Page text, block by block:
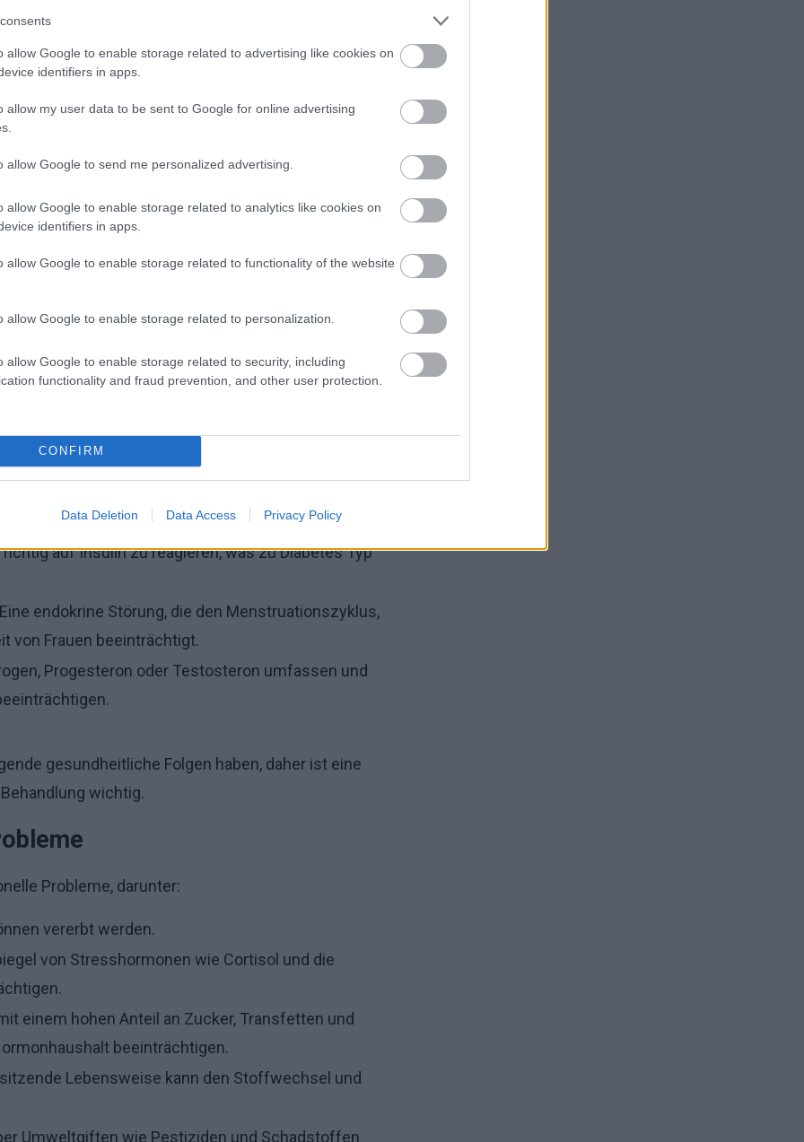
allow Google to enable storage related to advertising like cookies on
identifiers in apps.
allow my user data to be sent to Google for online advertising
allow Google to send me personalized advertising.
allow Google to enable storage related to analytics like cookies on
identifiers in apps.
allow Google to enable storage related to functionality of the website
allow Google to enable storage related to personalization.
allow Google to enable storage related to security, including
functionality and fraud prevention, and other user protection.
CONFIRM
Data Deletion Data Access Privacy Policy
Alters und beiderlei Geschlechts betreffen.
Drüsen produziert werden und viele
Stoffwechsel, das Wachstum, die Entwicklung, die
Endokrine Störungen können zu einer Vielzahl
Stoffwechselstörungen, Fruchtbarkeitsstörungen,
In diesem Artikel erfahren Sie, woran Sie
und Symptome sie haben und welche
zu behandeln.
abnorme Produktion, Sekretion oder Funktion von
(Hyper-) oder einen Mangel (Hypo-) an
hormonellen Probleme sind:
Schilddrüsenhormonen, was zu einem
was zu einem beschleunigten
auf Insulin zu reagieren, was zu Diabetes Typ
Eine endokrine Störung, die den Menstruationszyklus,
von Frauen beeinträchtigt.
Progesteron oder Testosteron umfassen und
gesundheitliche Folgen haben, daher ist eine
wichtig.
Probleme, darunter:
vererbt werden.
von Stresshormonen wie Cortisol und die
einem hohen Anteil an Zucker, Transfetten und
beeinträchtigen.
Lebensweise kann den Stoffwechsel und
Umweltgiften wie Pestiziden und Schadstoffen